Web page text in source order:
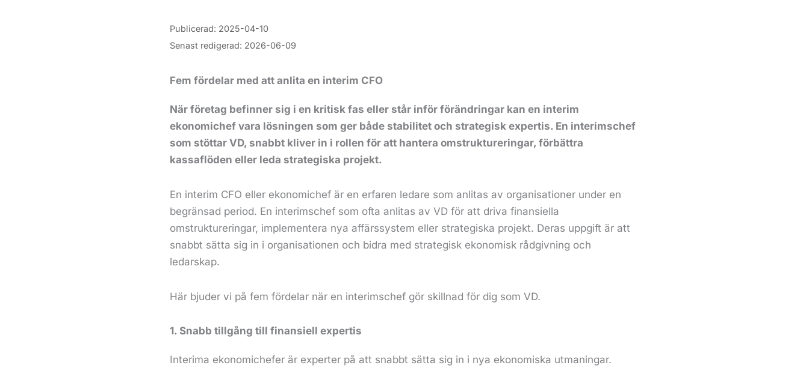
Publicerad: 2025-04-10
Senast redigerad: 2026-06-09
Fem fördelar med att anlita en interim CFO
När företag befinner sig i en kritisk fas eller står inför förändringar kan en interim
ekonomichef vara lösningen som ger både stabilitet och strategisk expertis. En interimschef
som stöttar VD, snabbt kliver in i rollen för att hantera omstruktureringar, förbättra
kassaflöden eller leda strategiska projekt.
En interim CFO eller ekonomichef är en erfaren ledare som anlitas av organisationer under en
begränsad period. En interimschef som ofta anlitas av VD för att driva finansiella
omstruktureringar, implementera nya affärssystem eller strategiska projekt. Deras uppgift är att
snabbt sätta sig in i organisationen och bidra med strategisk ekonomisk rådgivning och
ledarskap.
Här bjuder vi på fem fördelar när en interimschef gör skillnad för dig som VD.
1. Snabb tillgång till finansiell expertis
Interima ekonomichefer är experter på att snabbt sätta sig in i nya ekonomiska utmaningar.